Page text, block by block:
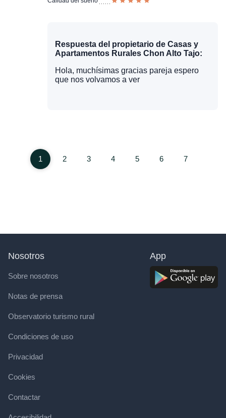
Respuesta del propietario de Casas y
Apartamentos Rurales Chon Alto Tajo:
Hola, muchísimas gracias pareja espero
que nos volvamos a ver
1 2 3 4 5 6 7
Nosotros
Sobre nosotros
Notas de prensa
Observatorio turismo rural
Condiciones de uso
Privacidad
Cookies
Contactar
App